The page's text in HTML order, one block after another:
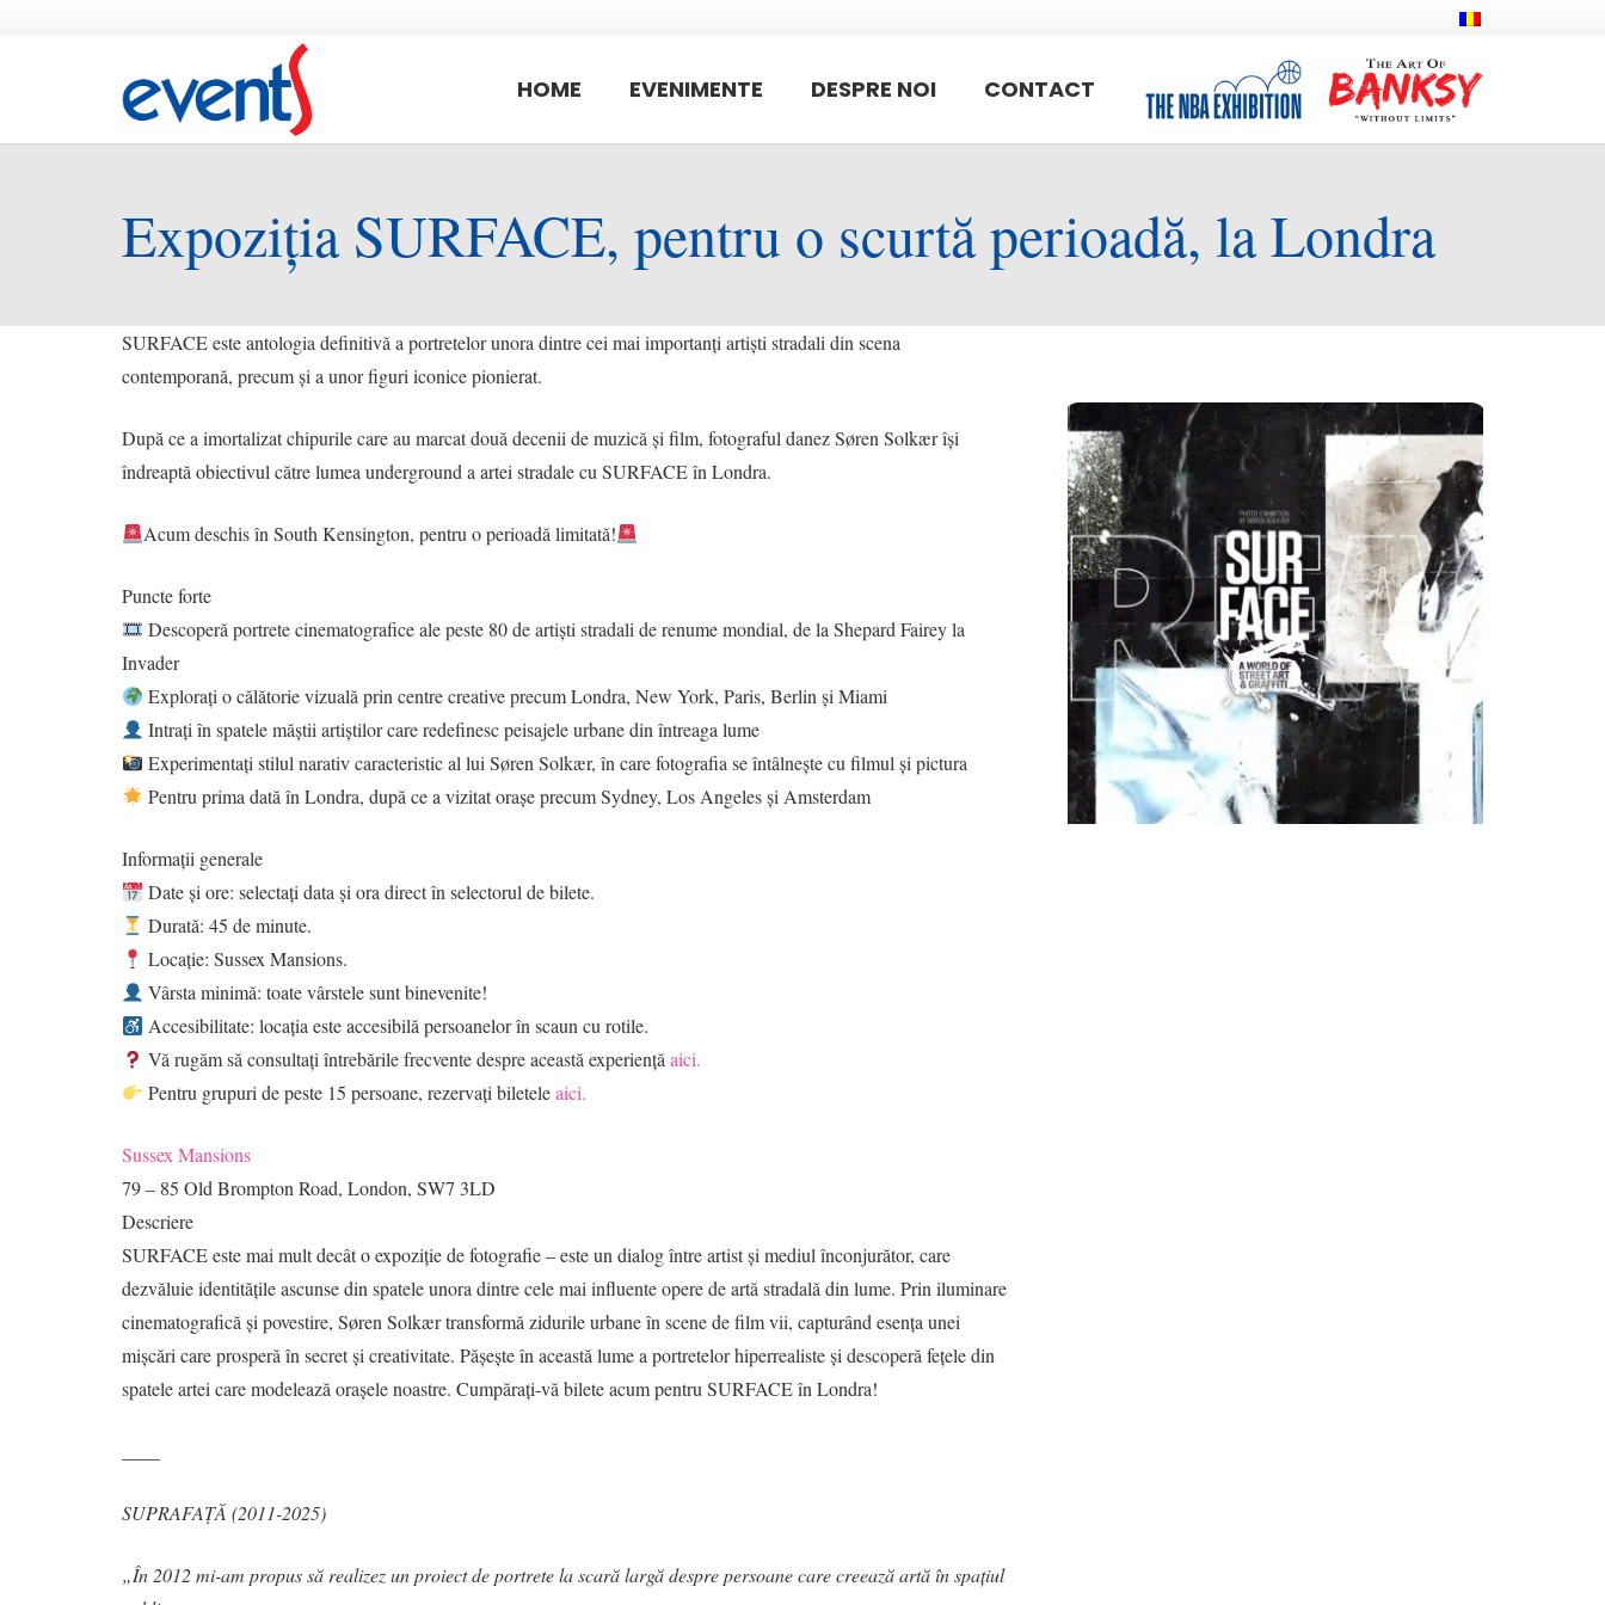
HOME EVENIMENTE DESPRE NOI CONTACT
Expoziția SURFACE, pentru o scurtă perioadă, la Londra
SURFACE este antologia definitivă a portretelor unora dintre cei mai importanți artiști stradali din scena
contemporană, precum și a unor figuri iconice pionierat.
După ce a imortalizat chipurile care au marcat două decenii de muzică și film, fotograful danez Søren Solkær își
îndreaptă obiectivul către lumea underground a artei stradale cu SURFACE în Londra.
Acum deschis în South Kensington, pentru o perioadă limitată!
Puncte forte
Descoperă portrete cinematografice ale peste 80 de artiști stradali de renume mondial, de la Shepard Fairey la
Invader
Explorați o călătorie vizuală prin centre creative precum Londra, New York, Paris, Berlin și Miami
Intrați în spatele măștii artiștilor care redefinesc peisajele urbane din întreaga lume
Experimentați stilul narativ caracteristic al lui Søren Solkær, în care fotografia se întâlnește cu filmul și pictura
Pentru prima dată în Londra, după ce a vizitat orașe precum Sydney, Los Angeles și Amsterdam
Informații generale
Date și ore: selectați data și ora direct în selectorul de bilete.
Durată: 45 de minute.
Locație: Sussex Mansions.
Vârsta minimă: toate vârstele sunt binevenite!
Accesibilitate: locația este accesibilă persoanelor în scaun cu rotile.
Vă rugăm să consultați întrebările frecvente despre această experiență aici.
Pentru grupuri de peste 15 persoane, rezervați bileteleaici.
Sussex Mansions
79 – 85 Old Brompton Road, London, SW7 3LD
Descriere
SURFACE este mai mult decât o expoziție de fotografie – este un dialog între artist și mediul înconjurător, care
dezvăluie identitățile ascunse din spatele unora dintre cele mai influente opere de artă stradală din lume. Prin iluminare
cinematografică și povestire, Søren Solkær transformă zidurile urbane în scene de film vii, capturând esența unei
mișcări care prosperă în secret și creativitate. Pășește în această lume a portretelor hiperrealiste și descoperă fețele din
spatele artei care modelează orașele noastre. Cumpărați-vă bilete acum pentru SURFACE în Londra!
SUPRAFAȚĂ (2011-2025)
„În 2012 mi-am propus să realizez un proiect de portrete la scară largă despre persoane care creează artă în spațiul